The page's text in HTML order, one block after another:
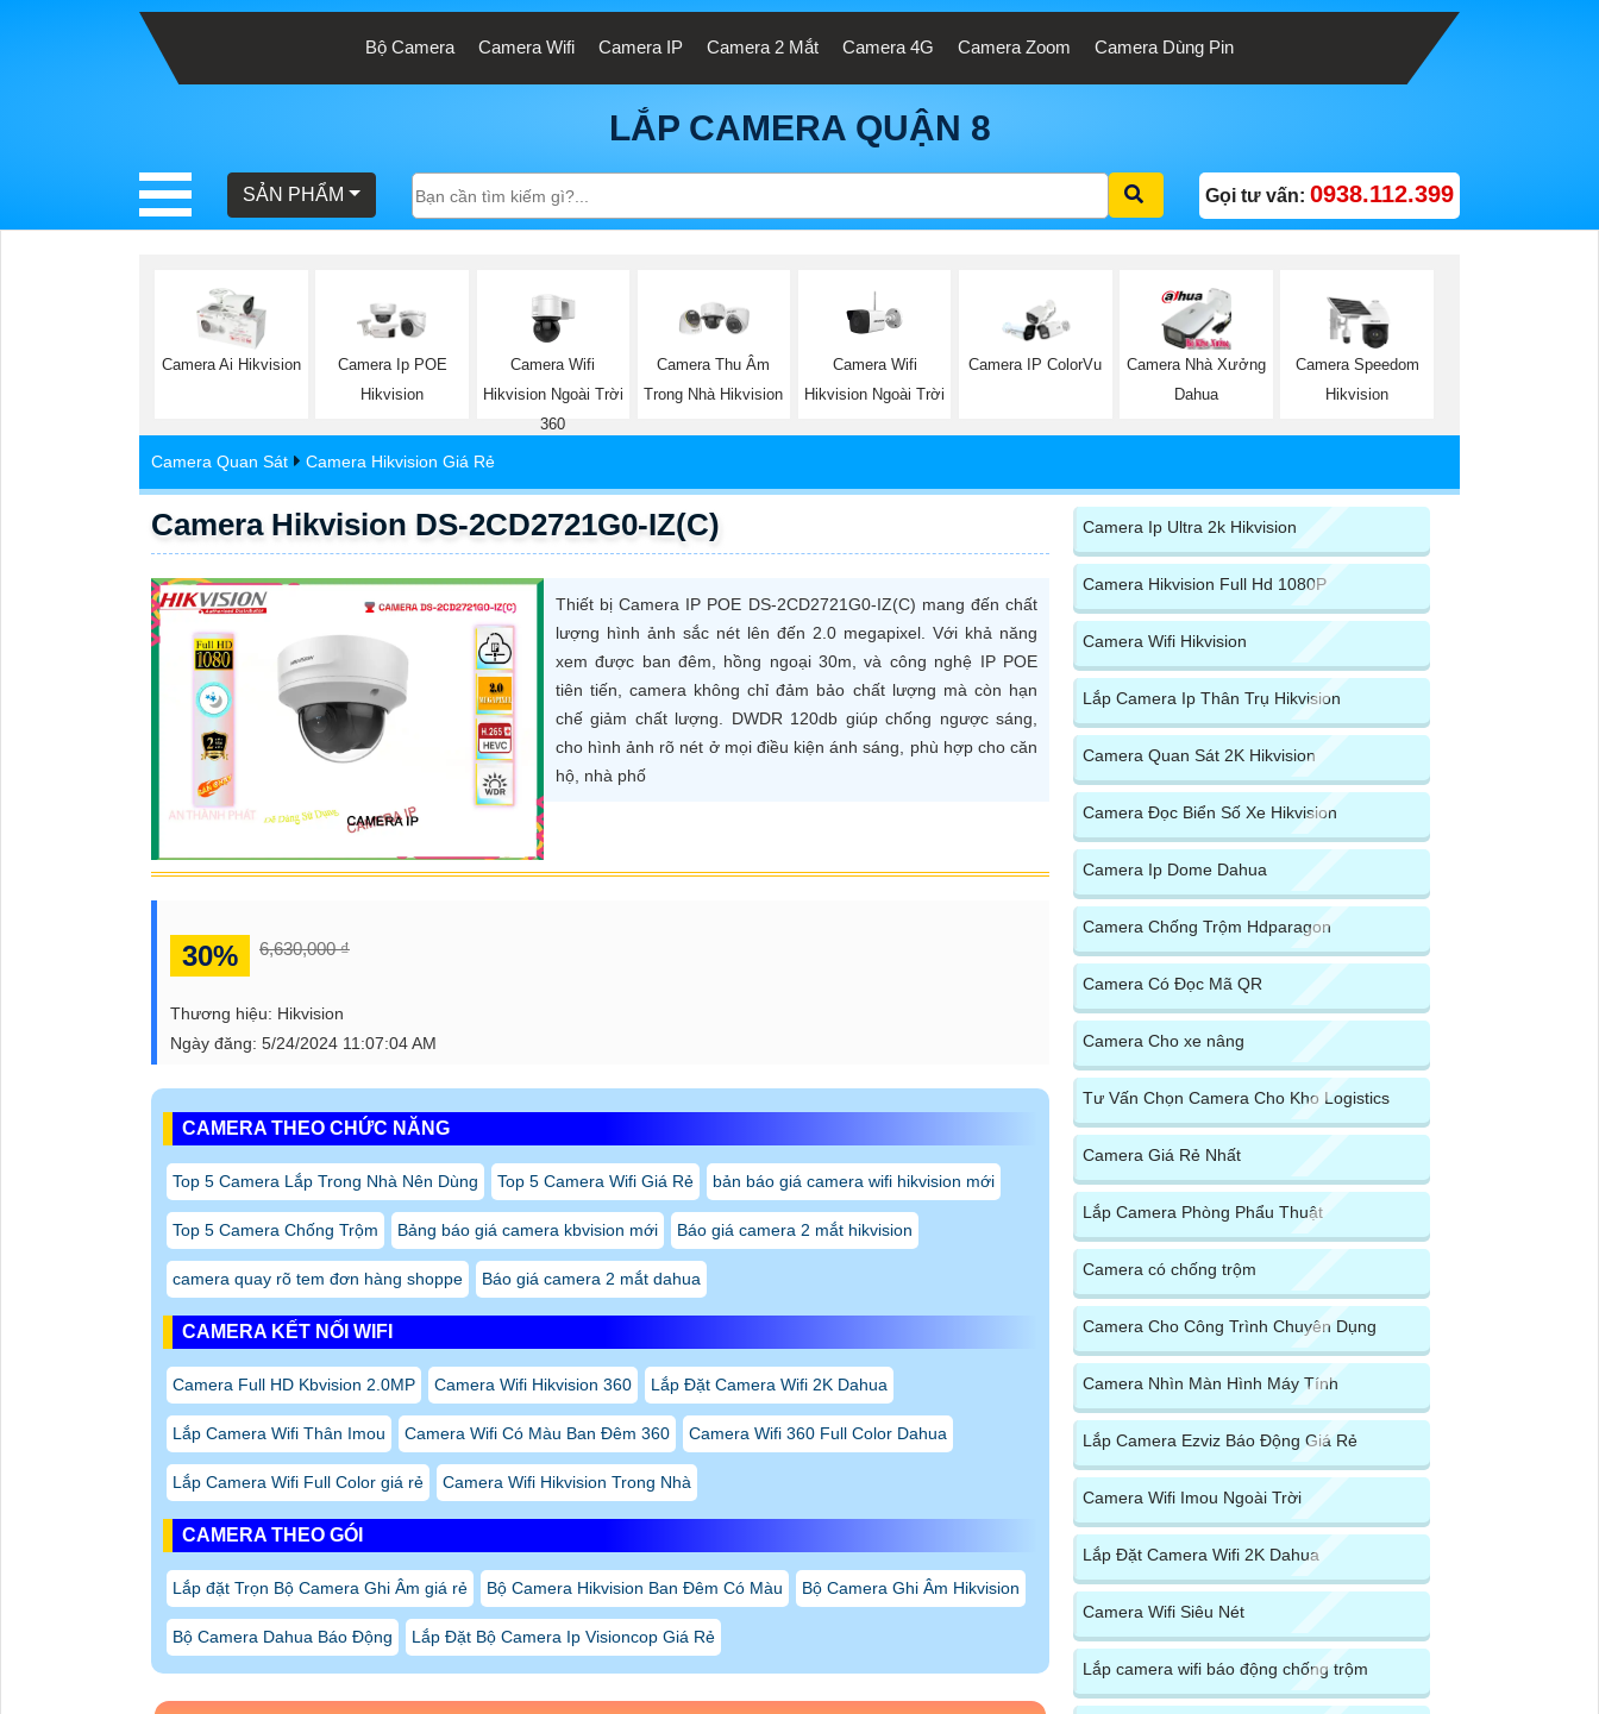
Bộ Camera Camera Wifi Camera IP Camera 2 Mắt Camera 4G Camera Zoom Camera Dùng Pin
LẮP CAMERA QUẬN 8
SẢN PHẨM Gọi tư vấn: 0938.112.399
Camera Ai Hikvision
Camera Ip POE
Hikvision
Camera Wifi
Hikvision Ngoài Trời
360
Camera Thu Âm
Trong Nhà Hikvision
Camera Wifi
Hikvision Ngoài Trời
Camera IP ColorVu
Camera Nhà Xưởng
Dahua
Camera Speedom
Hikvision
Camera Quan Sát Camera Hikvision Giá Rẻ
Camera Hikvision DS-2CD2721G0-IZ(C)
Thiết bị Camera IP POE DS-2CD2721G0-IZ(C) mang đến chất
lượng hình ảnh sắc nét lên đến 2.0 megapixel. Với khả năng
xem được ban đêm, hồng ngoại 30m, và công nghệ IP POE
tiên tiến, camera không chỉ đảm bảo chất lượng mà còn hạn
chế giảm chất lượng. DWDR 120db giúp chống ngược sáng,
cho hình ảnh rõ nét ở mọi điều kiện ánh sáng, phù hợp cho căn
hộ, nhà phố
30% 6,630,000 ₫
Thương hiệu: Hikvision
Ngày đăng: 5/24/2024 11:07:04 AM
CAMERA THEO CHỨC NĂNG
Top 5 Camera Lắp Trong Nhà Nên Dùng Top 5 Camera Wifi Giá Rẻ bản báo giá camera wifi hikvision mới
Top 5 Camera Chống Trộm Bảng báo giá camera kbvision mới Báo giá camera 2 mắt hikvision
camera quay rõ tem đơn hàng shoppe Báo giá camera 2 mắt dahua
CAMERA KẾT NỐI WIFI
Camera Full HD Kbvision 2.0MP Camera Wifi Hikvision 360 Lắp Đặt Camera Wifi 2K Dahua
Lắp Camera Wifi Thân Imou Camera Wifi Có Màu Ban Đêm 360 Camera Wifi 360 Full Color Dahua
Lắp Camera Wifi Full Color giá rẻ Camera Wifi Hikvision Trong Nhà
CAMERA THEO GÓI
Lắp đặt Trọn Bộ Camera Ghi Âm giá rẻ Bộ Camera Hikvision Ban Đêm Có Màu Bộ Camera Ghi Âm Hikvision
Bộ Camera Dahua Báo Động Lắp Đặt Bộ Camera Ip Visioncop Giá Rẻ
Camera Ip Ultra 2k Hikvision
Camera Hikvision Full Hd 1080P
Camera Wifi Hikvision
Lắp Camera Ip Thân Trụ Hikvision
Camera Quan Sát 2K Hikvision
Camera Đọc Biển Số Xe Hikvision
Camera Ip Dome Dahua
Camera Chống Trộm Hdparagon
Camera Có Đọc Mã QR
Camera Cho xe nâng
Tư Vấn Chọn Camera Cho Kho Logistics
Camera Giá Rẻ Nhất
Lắp Camera Phòng Phẩu Thuật
Camera có chống trộm
Camera Cho Công Trình Chuyên Dụng
Camera Nhìn Màn Hình Máy Tính
Lắp Camera Ezviz Báo Động Giá Rẻ
Camera Wifi Imou Ngoài Trời
Lắp Đặt Camera Wifi 2K Dahua
Camera Wifi Siêu Nét
Lắp camera wifi báo động chống trộm